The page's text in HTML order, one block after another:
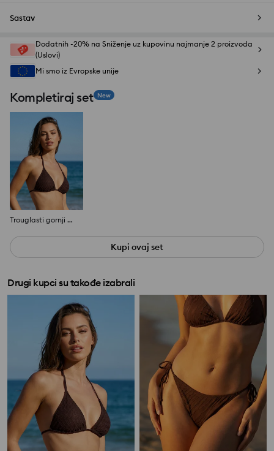
Sastav
Dodatnih -20% na Sniženje uz kupovinu najmanje 2 proizvoda
(Uslovi)
Mi smo iz Evropske unije
Kompletiraj set New
Trouglasti gornji deo bikinija sa vezivanjem
Kupi ovaj set
Drugi kupci su takođe izabrali